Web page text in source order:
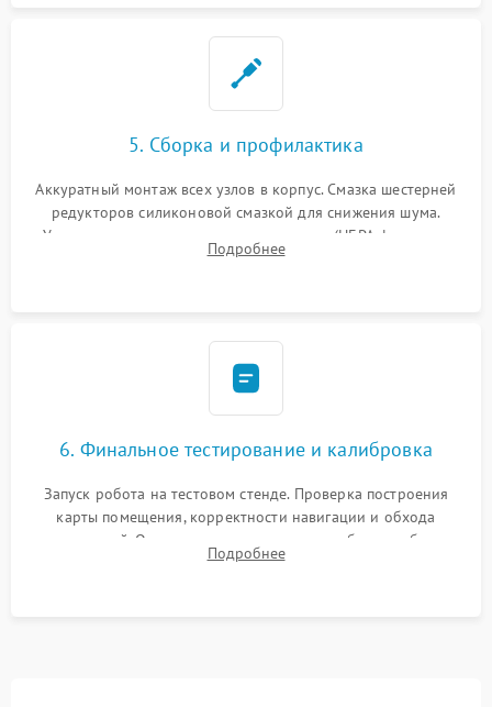
5. Сборка и профилактика
Аккуратный монтаж всех узлов в корпус. Смазка шестерней
редукторов силиконовой смазкой для снижения шума.
Установка новых расходных материалов (HEPA-фильтров,
микрофибры, щеток). Надежная фиксация разъемов и
Подробнее
6. Финальное тестирование и калибровка
Запуск робота на тестовом стенде. Проверка построения
карты помещения, корректности навигации и обхода
препятствий. Оценка силы всасывания и работы турбины.
Тестирование автоматического возврата на док-станцию и
Подробнее